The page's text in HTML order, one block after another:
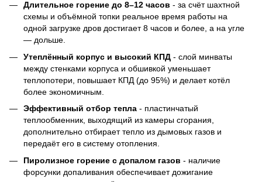
Длительное горение до 8–12 часов - за счёт шахтной
схемы и объёмной топки реальное время работы на
одной загрузке дров достигает 8 часов и более, а на угле
— дольше.
Утеплённый корпус и высокий КПД - слой минваты
между стенками корпуса и обшивкой уменьшает
теплопотери, повышает КПД (до 95%) и делает котёл
более экономичным.
Эффективный отбор тепла - пластинчатый
теплообменник, выходящий из камеры сгорания,
дополнительно отбирает тепло из дымовых газов и
передаёт его в систему отопления.
Пиролизное горение с допалом газов - наличие
форсунки допаливания обеспечивает дожигание